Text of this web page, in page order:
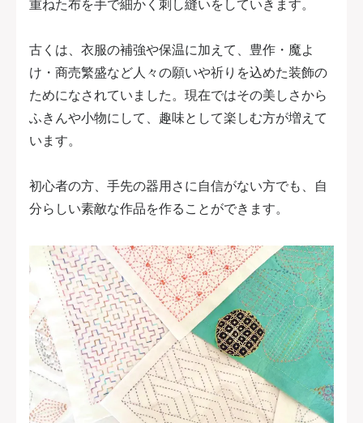
重ねた布を手で細かく刺し縫いをしていきます。
古くは、衣服の補強や保温に加えて、豊作・魔よ
け・商売繁盛など人々の願いや祈りを込めた装飾の
ためになされていました。現在ではその美しさから
ふきんや小物にして、趣味として楽しむ方が増えて
います。
初心者の方、手先の器用さに自信がない方でも、自
分らしい素敵な作品を作ることができます。